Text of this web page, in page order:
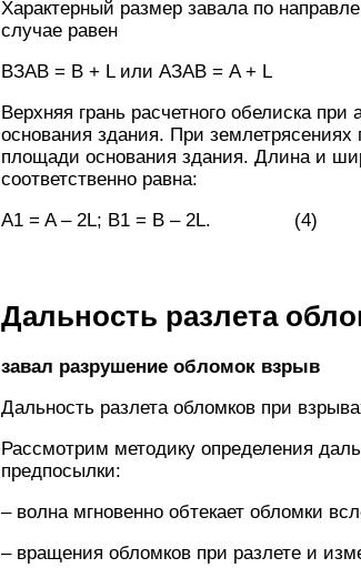
Характерный размер завала по
случае равен
BЗАВ = B + L или AЗАВ = A + L
Верхняя грань расчетного обелиска
основания здания. При
площади основания здания. Длина и
соответственно равна:
A1 = A – 2L; B1 = B – 2L. (4)
Дальность разлета
завал разрушение обломок взрыв
Дальность разлета обломков при
Рассмотрим методику определения
предпосылки:
– волна мгновенно обтекает обломки
– вращения обломков при разлете и